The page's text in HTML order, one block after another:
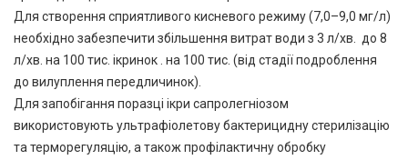
Для створення сприятливого кисневого режиму (7,0–9,0 мг/л)
необхідно забезпечити збільшення витрат води з 3 л/хв. до 8
л/хв. на 100 тис. ікринок . на 100 тис. (від стадії подроблення
до вилуплення передличинок).
Для запобігання поразці ікри сапролегніозом
використовують ультрафіолетову бактерицидну стерилізацію
та терморегуляцію, а також профілактичну обробку